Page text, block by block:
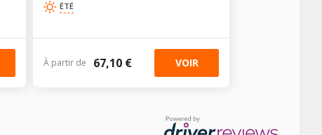
ÉTÉ
À partir de 67,10 € VOIR